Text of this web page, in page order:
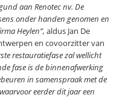
aan Renotec nv. De
onder handen genomen en
Heylen”, aldus Jan De
en covoorzitter van
restauratiefase zal wellicht
fase is de binnenafwerking
in samenspraak met de
eerder dit jaar een